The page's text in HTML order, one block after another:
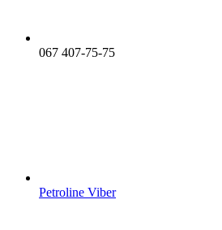
067 407-75-75
Petroline Viber